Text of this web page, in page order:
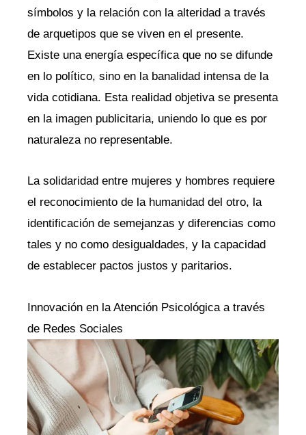
símbolos y la relación con la alteridad a través
de arquetipos que se viven en el presente.
Existe una energía específica que no se difunde
en lo político, sino en la banalidad intensa de la
vida cotidiana. Esta realidad objetiva se presenta
en la imagen publicitaria, uniendo lo que es por
naturaleza no representable.
La solidaridad entre mujeres y hombres requiere
el reconocimiento de la humanidad del otro, la
identificación de semejanzas y diferencias como
tales y no como desigualdades, y la capacidad
de establecer pactos justos y paritarios.
Innovación en la Atención Psicológica a través
de Redes Sociales